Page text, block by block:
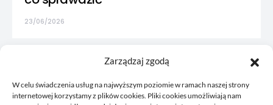
Zarządzaj zgodą
W celu świadczenia usług na najwyższym poziomie w ramach naszej strony
internetowej korzystamy z plików cookies. Pliki cookies umożliwiają nam
23/06/2026